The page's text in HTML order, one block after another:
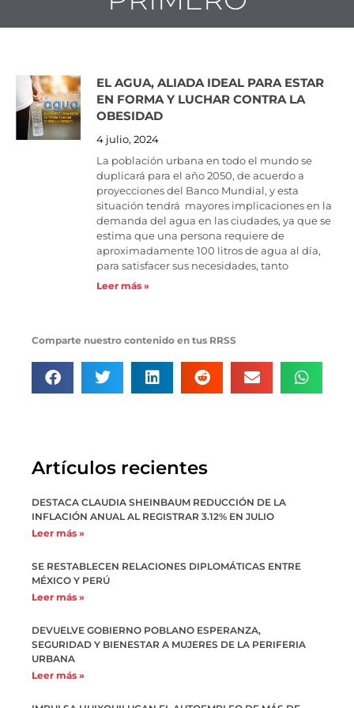
EL AGUA, ALIADA IDEAL PARA ESTAR
EN FORMA Y LUCHAR CONTRA LA
OBESIDAD
4 julio, 2024
La población urbana en todo el mundo se
duplicará para el año 2050, de acuerdo a
proyecciones del Banco Mundial, y esta
situación tendrá mayores implicaciones en la
demanda del agua en las ciudades, ya que se
estima que una persona requiere de
aproximadamente 100 litros de agua al día,
para satisfacer sus necesidades, tanto
Leer más »
Comparte nuestro contenido en tus RRSS
Artículos recientes
DESTACA CLAUDIA SHEINBAUM REDUCCIÓN DE LA
INFLACIÓN ANUAL AL REGISTRAR 3.12% EN JULIO
Leer más »
SE RESTABLECEN RELACIONES DIPLOMÁTICAS ENTRE
MÉXICO Y PERÚ
Leer más »
DEVUELVE GOBIERNO POBLANO ESPERANZA,
SEGURIDAD Y BIENESTAR A MUJERES DE LA PERIFERIA
URBANA
Leer más »